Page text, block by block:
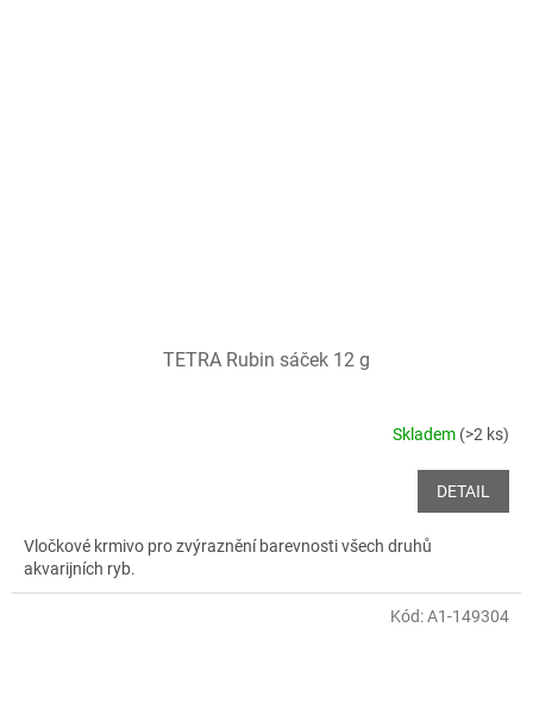
TETRA Rubin sáček 12 g
Skladem (>2 ks)
DETAIL
Vločkové krmivo pro zvýraznění barevnosti všech druhů
akvarijních ryb.
Kód:A1-149304